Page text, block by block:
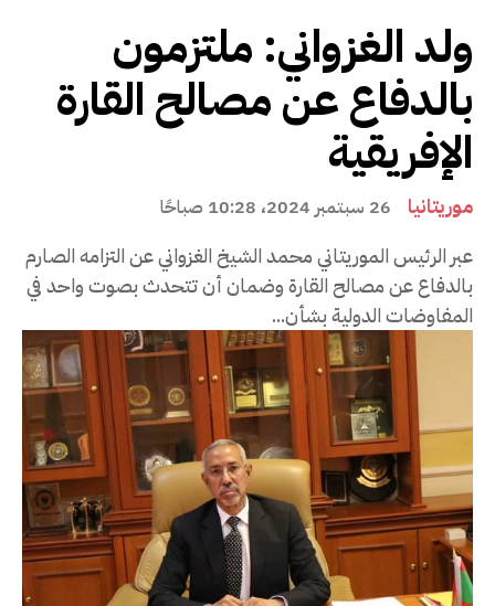
ولد الغزواني: ملتزمون
بالدفاع عن مصالح القارة
الإفريقية
موريتانيا 26 سبتمبر 2024، 10:28 صباحًا
عبر الرئيس الموريتاني محمد الشيخ الغزواني عن التزامه الصارم
بالدفاع عن مصالح القارة وضمان أن تتحدث بصوت واحد في
المفاوضات الدولية بشأن...